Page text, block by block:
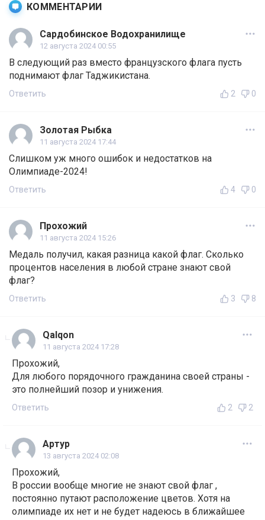
КОММЕНТАРИИ
Сардобинское Водохранилище
12 августа 2024 00:55
В следующий раз вместо французского флага пусть
поднимают флаг Таджикистана.
Ответить 2 0
Золотая Рыбка
11 августа 2024 17:44
Слишком уж много ошибок и недостатков на
Олимпиаде-2024!
Ответить 4 0
Прохожий
11 августа 2024 15:26
Медаль получил, какая разница какой флаг. Сколько
процентов населения в любой стране знают свой
флаг?
Ответить 3 8
Qalqon
11 августа 2024 17:28
Прохожий,
Для любого порядочного гражданина своей страны -
это полнейший позор и унижения.
Ответить 2 2
Артур
13 августа 2024 02:08
Прохожий,
В россии вообще многие не знают свой флаг ,
постоянно путают расположение цветов. Хотя на
олимпиаде их нет и не будет надеюсь в ближайшее